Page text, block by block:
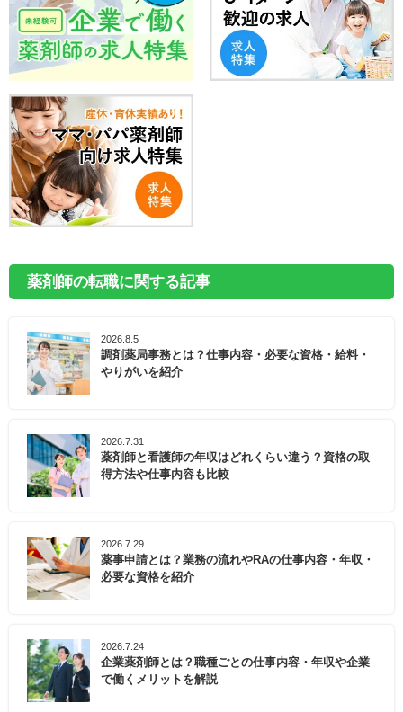
薬剤師の転職に関する記事
2026.8.5
調剤薬局事務とは？仕事内容・必要な資格・給料・
やりがいを紹介
2026.7.31
薬剤師と看護師の年収はどれくらい違う？資格の取
得方法や仕事内容も比較
2026.7.29
薬事申請とは？業務の流れやRAの仕事内容・年収・
必要な資格を紹介
2026.7.24
企業薬剤師とは？職種ごとの仕事内容・年収や企業
で働くメリットを解説